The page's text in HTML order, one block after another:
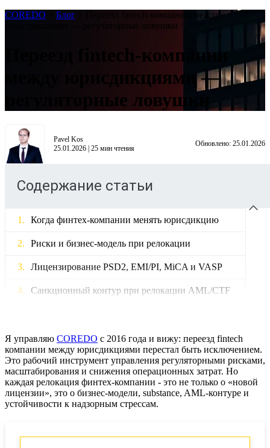
COREDO
Блог
Переезд fintech-компании между
юрисдикциями — регуляторные ловушки
Переезд fintech-компании
между юрисдикциями —
регуляторные ловушки
Pavel Kos
25.01.2026 | 25 мин чтения
Обновлено: 25.01.2026
Содержание статьи
Когда финтех-компании менять юрисдикцию
Риски и бизнес-модель при релокации
Лицензирование PSD2, EMI/PI, MiCA и VASP
Санкционный контур при релокации AML/CTF
Налоги и отчетность при корп. управлении
M&A и due diligence: стратегии выхода
Кейсы COREDO: три сценария релокации
Пошаговый план: таймлайн
Я управляю COREDO с 2016 года и вижу: переезд fintech
компании между юрисдикциями перестал быть исключением.
Это рабочий инструмент управления регуляторными рисками,
масштабирования и снижения операционных затрат. Но
каждая релокация финтех-компании - это не только о «новой
лицензии», это о бизнес-модели, substance, AML-контуре и
устойчивости к надзорным стрессам.